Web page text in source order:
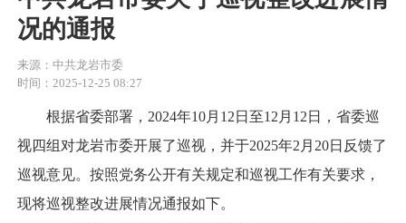
况的通报
来源：中共龙岩市委
时间：2025-12-25 08:27
根据省委部署，2024年10月12日至12月12日，省委巡
视四组对龙岩市委开展了巡视，并于2025年2月20日反馈了
巡视意见。按照党务公开有关规定和巡视工作有关要求，
现将巡视整改进展情况通报如下。